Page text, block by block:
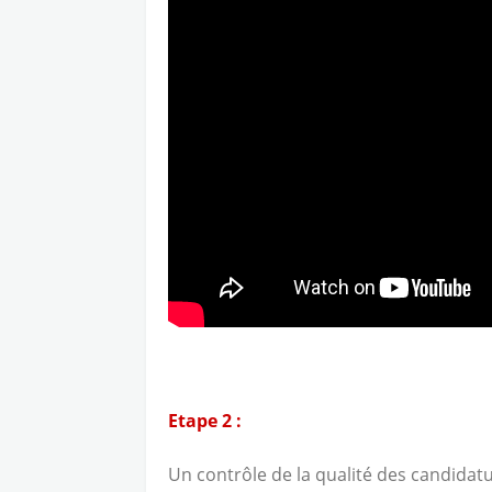
Etape 2 :
Un contrôle de la qualité des